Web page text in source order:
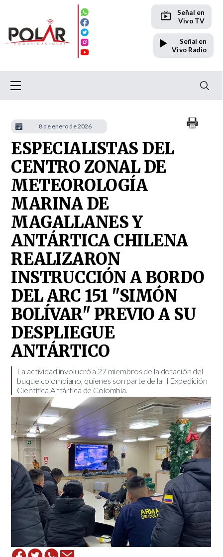
Señal en
Vivo TV
Señal en
Vivo Radio
ESPECIALISTAS DEL
CENTRO ZONAL DE
METEOROLOGÍA
MARINA DE
MAGALLANES Y
ANTÁRTICA CHILENA
REALIZARON
INSTRUCCIÓN A BORDO
DEL ARC 151 "SIMÓN
BOLÍVAR" PREVIO A SU
DESPLIEGUE
ANTÁRTICO
​La actividad involucró a 27 miembros de la dotación del
buque colombiano, quienes son parte de la II Expedición
Científica Antártica de Colombia.
8 de enero de 2026